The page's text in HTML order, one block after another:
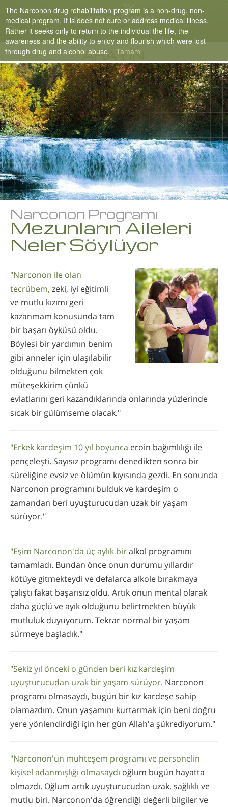
Nepali
English
Czech
Turkish
Tüm Bölgeler/Diller
ARAYIN
Narconon Programı
Mezunların Aileleri
Neler Söylüyor
"Narconon ile olan
tecrübem, zeki, iyi eğitimli
ve mutlu kızımı geri
kazanmam konusunda tam
bir başarı öyküsü oldu.
Böylesi bir yardımın benim
gibi anneler için ulaşılabilir
olduğunu bilmekten çok
müteşekkirim çünkü
evlatlarını geri kazandıklarında onlarında yüzlerinde
sıcak bir gülümseme olacak."
"Erkek kardeşim 10 yıl boyunca eroin bağımlılığı ile
pençeleşti. Sayısız programı denedikten sonra bir
süreliğine evsiz ve ölümün kıyısında gezdi. En sonunda
Narconon programını bulduk ve kardeşim o
zamandan beri uyuşturucudan uzak bir yaşam
sürüyor."
"Eşim Narconon'da üç aylık biralkol programını
tamamladı. Bundan önce onun durumu yıllardır
kötüye gitmekteydi ve defalarca alkole bırakmaya
çalıştı fakat başarısız oldu. Artık onun mental olarak
daha güçlü ve ayık olduğunu belirtmekten büyük
mutluluk duyuyorum. Tekrar normal bir yaşam
sürmeye başladık."
"Sekiz yıl önceki o günden beri kız kardeşim
uyuşturucudan uzak bir yaşam sürüyor. Narconon
programı olmasaydı, bugün bir kız kardeşe sahip
olamazdım. Onun yaşamını kurtarmak için beni doğru
yere yönlendirdiği için her gün Allah'a şükrediyorum."
"Narconon'un muhteşem programı ve personelin
kişisel adanmışlığı olmasaydı oğlum bugün hayatta
olmazdı. Oğlum artık uyuşturucudan uzak, sağlıklı ve
mutlu biri. Narconon'da öğrendiği değerli bilgiler ve
The Narconon drug rehabilitation program is a non-drug, non-
medical program. It is does not cure or address medical illness.
Rather it seeks only to return to the individual the life, the
awareness and the ability to enjoy and flourish which were lost
through drug and alcohol abuse. Tamam